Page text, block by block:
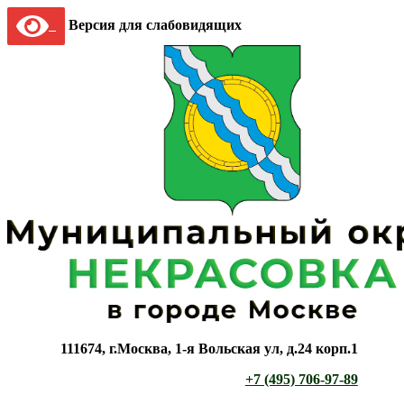
Версия для слабовидящих
111674, г.Москва, 1-я Вольская ул, д.24 корп.1
+7 (495) 706-97-89